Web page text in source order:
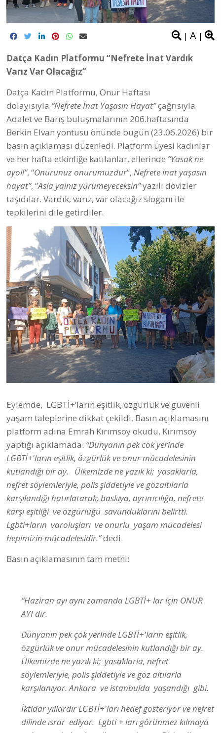
| A |
Datça Kadın Platformu “Nefrete İnat Vardık
Varız Var Olacağız”
Datça Kadın Platformu, Onur Haftası
dolayısıyla “Nefrete İnat Yaşasın Hayat”çağrısıyla
Adalet ve Barış buluşmalarının 206.haftasında
Berkin Elvan yontusu önünde bugün (23.06.2026) bir
basın açıklaması düzenledi. Platform üyesi kadınlar
ve her hafta etkinliğe katılanlar, ellerinde “Yasak ne
ayol!”, “Onurunuz onurumuzdur”, Nefrete inat yaşasın
hayat”, “Asla yalnız yürümeyeceksin”yazılı dövizler
taşıdılar. Vardık, varız, var olacağız sloganı ile
tepkilerini dile getirdiler.
Eylemde, LGBTİ+’ların eşitlik, özgürlük ve güvenli
yaşam taleplerine dikkat çekildi. Basın açıklamasını
platform adına Emrah Kırımsoy okudu. Kırımsoy
yaptığı açıklamada: “Dünyanın pek cok yerinde
LGBTİ+'ların eşitlik, özgürlük ve onur mücadelesinin
kutlandığı bir ay. Ülkemizde ne yazık ki; yasaklarla,
nefret söylemleriyle, polis şiddetiyle ve gözaltılarla
karşılandığı hatırlatarak, baskıya, ayrımcılığa, nefrete
karşı eşitliği ve özgürlüğü savunduklarını belirtti.
Lgbti+ların varoluşları ve onurlu yaşam mücadelesi
hepimizin mücadelesidir.”dedi.
Basın açıklamasının tam metni:
“Haziran ayı aynı zamanda LGBTİ+ lar için ONUR
AYI dır.
Dünyanın pek çok yerinde LGBTİ+'ların eşitlik,
özgürlük ve onur mücadelesinin kutlandığı bir ay.
Ülkemizde ne yazık ki; yasaklarla, nefret
söylemleriyle, polis şiddetiyle ve göz altılarla
karşılanıyor. Ankara ve istanbulda yaşandığı gibi.
İktidar yıllardır LGBTİ+'ları hedef gösteriyor ve nefret
dilinde ısrar ediyor. Lgbti + ları görünmez kılmaya